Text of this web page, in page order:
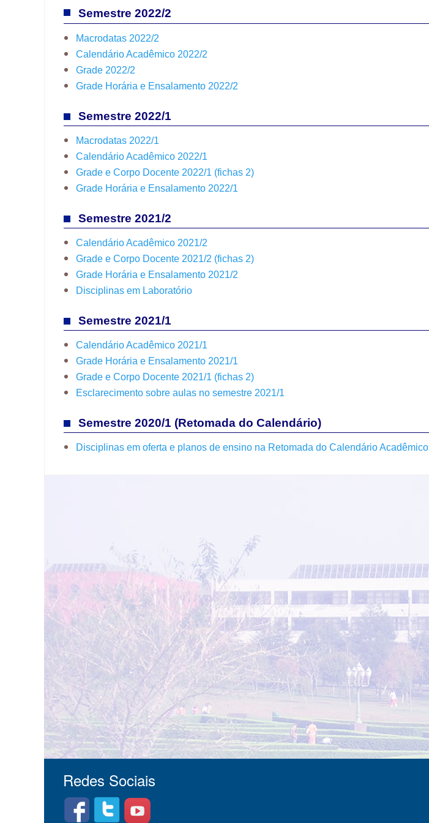
Semestre 2022/2
Macrodatas 2022/2
Calendário Acadêmico 2022/2
Grade 2022/2
Grade Horária e Ensalamento 2022/2
Semestre 2022/1
Macrodatas 2022/1
Calendário Acadêmico 2022/1
Grade e Corpo Docente 2022/1 (fichas 2)
Grade Horária e Ensalamento 2022/1
Semestre 2021/2
Calendário Acadêmico 2021/2
Grade e Corpo Docente 2021/2 (fichas 2)
Grade Horária e Ensalamento 2021/2
Disciplinas em Laboratório
Semestre 2021/1
Calendário Acadêmico 2021/1
Grade Horária e Ensalamento 2021/1
Grade e Corpo Docente 2021/1 (fichas 2)
Esclarecimento sobre aulas no semestre 2021/1
Semestre 2020/1 (Retomada do Calendário)
Disciplinas em oferta e planos de ensino na Retomada do Calendário Acadêmico
Redes Sociais